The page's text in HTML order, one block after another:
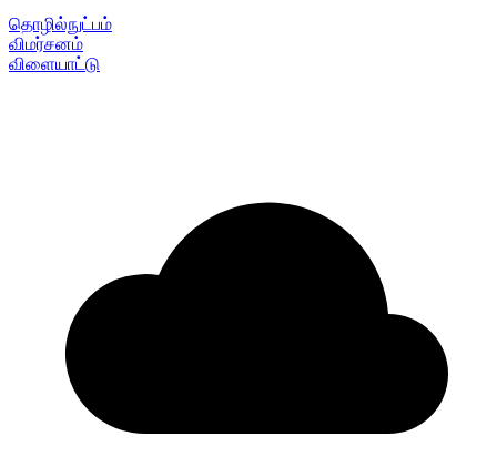
தொழில்நுட்பம்
விமர்சனம்
விளையாட்டு